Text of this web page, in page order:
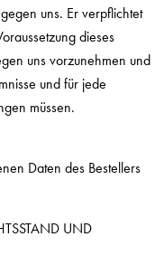
uns. Er verpflichtet
dieses
uns vorzunehmen und
und für jede
müssen.
Daten des Bestellers
UND